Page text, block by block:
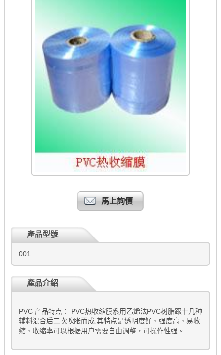
馬上詢價
產品型號
001
產品介紹
PVC 产品特点： PVC热收缩膜系用乙烯法PVC树脂跟十几种
辅料混合后二次吹胀而成,其特点是透明度好、强度高、易收
缩、收缩率可以根据用户需要自由调整，可操作性强。